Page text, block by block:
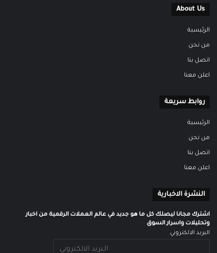
About Us
الرئيسية
من نحن
اتصل بنا
اعلن معنا
روابط سريعة
الرئيسية
من نحن
اتصل بنا
اعلن معنا
النشرة الاخبارية
اشترك مجانا ليصلك كل ما هو جديد في عالم العملات الرقمية من اخبار
وتحليلات واسرار السوق
البريد الالكتروني